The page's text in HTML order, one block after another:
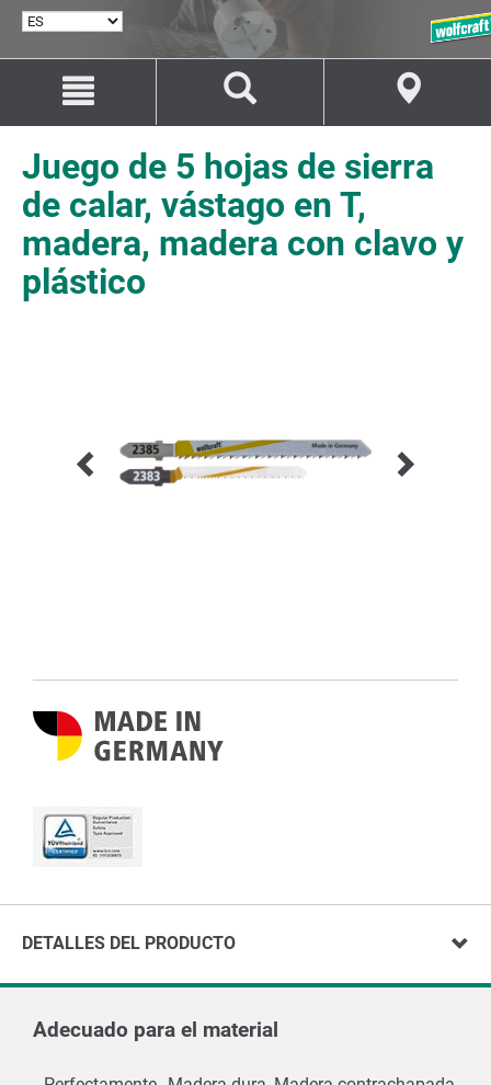
SELECCIONAR
contenido
la
navegación
Juego de 5 hojas de sierra
de calar, vástago en T,
madera, madera con clavo y
plástico
DETALLES DEL PRODUCTO
Adecuado para el material